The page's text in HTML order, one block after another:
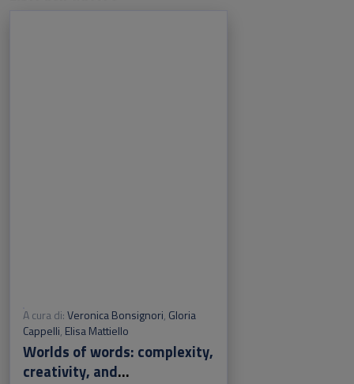
A cura di:Veronica Bonsignori, Gloria
Cappelli, Elisa Mattiello
Worlds of words: complexity,
creativity, and